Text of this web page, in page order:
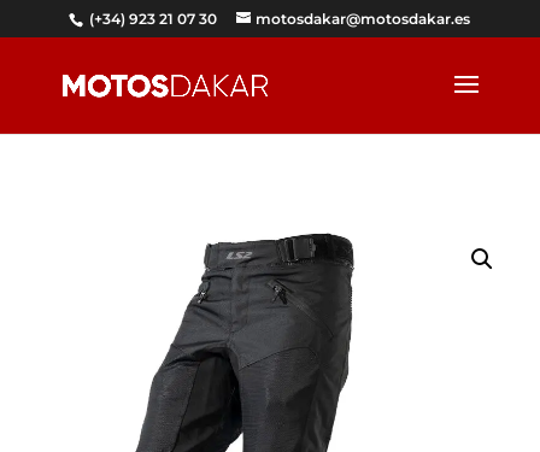
(+34) 923 21 07 30 motosdakar@motosdakar.es